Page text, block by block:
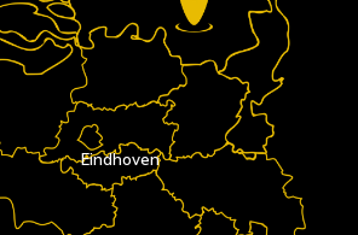
Eindhoven